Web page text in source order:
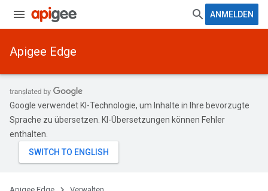
ANMELDEN
Apigee Edge
Google verwendet KI-Technologie, um Inhalte in Ihre bevorzugte
Sprache zu übersetzen. KI-Übersetzungen können Fehler
enthalten.